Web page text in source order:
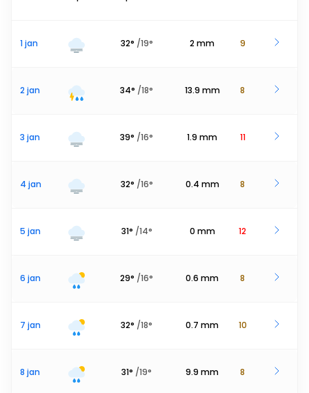
1 jan 32° /19° 2mm 9
2 jan 34° /18° 13.9 mm 8
3 jan 39° /16° 1.9 mm 11
4 jan 32° /16° 0.4 mm 8
5 jan 31° /14° 0 mm 12
6 jan 29° /16° 0.6 mm 8
7 jan 32° /18° 0.7 mm 10
8 jan 31° /19° 9.9 mm 8